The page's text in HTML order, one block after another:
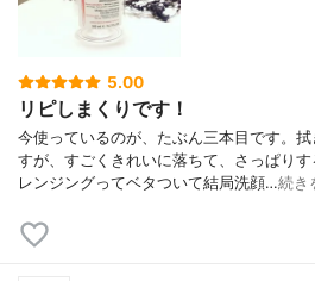
5.00
リピしまくりです！
今使っているのが、たぶん三本目です。
すが、すごくきれいに落ちて、さっぱり
レンジングってベタついて結局洗顔…続き